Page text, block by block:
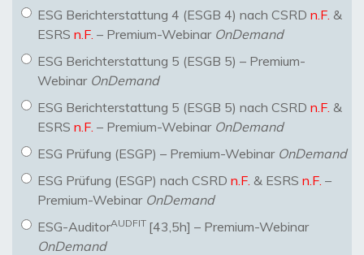
ESG Berichterstattung 4 (ESGB 4) nach CSRD n.F. &
ESRS n.F. – Premium-Webinar OnDemand
ESG Berichterstattung 5 (ESGB 5) – Premium-
Webinar OnDemand
ESG Berichterstattung 5 (ESGB 5) nach CSRD n.F. &
ESRS n.F. – Premium-Webinar OnDemand
ESG Prüfung (ESGP) – Premium-Webinar OnDemand
ESG Prüfung (ESGP) nach CSRD n.F. & ESRS n.F. –
Premium-Webinar OnDemand
ESG-AuditorAUDFIT [43,5h] – Premium-Webinar
OnDemand